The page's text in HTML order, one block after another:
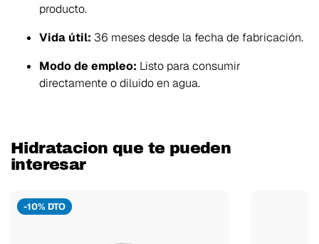
producto.
Vida útil: 36 meses desde la fecha de fabricación.
Modo de empleo: Listo para consumir
directamente o diluido en agua.
Hidratacion que te pueden
interesar
-10% DTO